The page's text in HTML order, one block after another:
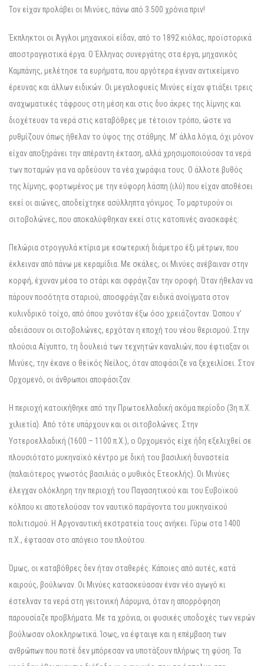
Τον είχαν προλάβει οι Μινύες, πάνω από 3.500 χρόνια πριν!
Έκπληκτοι οι Άγγλοι μηχανικοί είδαν, από το 1892 κιόλας, προϊστορικά
αποστραγγιστικά έργα. Ο Έλληνας συνεργάτης στα έργα, μηχανικός
Καμπάνης, μελέτησε τα ευρήματα, που αργότερα έγιναν αντικείμενο
έρευνας και άλλων ειδικών. Οι μεγαλοφυείς Μινύες είχαν φτιάξει τρεις
αναχωματικές τάφρους στη μέση και στις δυο άκρες της λίμνης και
διοχέτευαν τα νερά στις καταβόθρες με τέτοιον τρόπο, ώστε να
ρυθμίζουν όπως ήθελαν το ύψος της στάθμης. Μ’ άλλα λόγια, όχι μόνον
είχαν αποξηράνει την απέραντη έκταση, αλλά χρησιμοποιούσαν τα νερά
των ποταμών για να αρδεύουν τα νέα χωράφια τους. Ο άλλοτε βυθός
της λίμνης, φορτωμένος με την εύφορη λάσπη (ιλύ) που είχαν αποθέσει
εκεί οι αιώνες, αποδείχτηκε ασύλληπτα γόνιμος. Το μαρτυρούν οι
σιτοβολώνες, που αποκαλύφθηκαν εκεί στις κατοπινές ανασκαφές:
Πελώρια στρογγυλά κτίρια με εσωτερική διάμετρο έξι μέτρων, που
έκλειναν από πάνω με κεραμίδια. Με σκάλες, οι Μινύες ανέβαιναν στην
κορφή, έχυναν μέσα το στάρι και σφράγιζαν την οροφή. Όταν ήθελαν να
πάρουν ποσότητα σταριού, αποσφράγιζαν ειδικά ανοίγματα στον
κυλινδρικό τοίχο, από όπου χυνόταν έξω όσο χρειάζονταν. Ώσπου ν’
αδειάσουν οι σιτοβολώνες, ερχόταν η εποχή του νέου θερισμού. Στην
πλούσια Αίγυπτο, τη δουλειά των τεχνητών καναλιών, που έφτιαξαν οι
Μινύες, την έκανε ο θεϊκός Νείλος, όταν αποφάσιζε να ξεχειλίσει. Στον
Ορχομενό, οι άνθρωποι αποφάσιζαν.
Η περιοχή κατοικήθηκε από την Πρωτοελλαδική ακόμα περίοδο (3η π.Χ.
χιλιετία). Από τότε υπάρχουν και οι σιτοβολώνες. Στην
Υστεροελλαδική (1600 – 1100 π.Χ.), ο Ορχομενός είχε ήδη εξελιχθεί σε
πλουσιότατο μυκηναϊκό κέντρο με δική του βασιλική δυναστεία
(παλαιότερος γνωστός βασιλιάς ο μυθικός Ετεοκλής). Οι Μινύες
έλεγχαν ολόκληρη την περιοχή του Παγασητικού και του Ευβοϊκού
κόλπου κι αποτελούσαν τον ναυτικό παράγοντα του μυκηναϊκού
πολιτισμού. Η Αργοναυτική εκστρατεία τους ανήκει. Γύρω στα 1400
π.Χ., έφτασαν στο απόγειο του πλούτου.
Όμως, οι καταβόθρες δεν ήταν σταθερές. Κάποιες από αυτές, κατά
καιρούς, βούλωναν. Οι Μινύες κατασκεύασαν έναν νέο αγωγό κι
έστελναν τα νερά στη γειτονική Λάρυμνα, όταν η απορρόφηση
παρουσίαζε προβλήματα. Με τα χρόνια, οι φυσικές υποδοχές των νερών
βούλωσαν ολοκληρωτικά. Ίσως, να έφταιγε και η επέμβαση των
ανθρώπων που ποτέ δεν μπόρεσαν να υποτάξουν πλήρως τη φύση. Τα